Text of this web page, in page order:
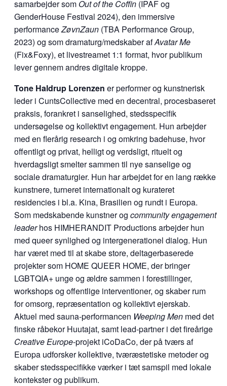
samarbejder som Out of the Coffin (IPAF og
GenderHouse Festival 2024), den immersive
performanceZøvnZaun (TBA Performance Group,
2023) og som dramaturg/medskaber afAvatar Me
(Fix&Foxy), et livestreamet 1:1 format, hvor publikum
lever gennem andres digitale kroppe.
Tone Haldrup Lorenzen er performer og kunstnerisk
leder i CuntsCollective med en decentral, procesbaseret
praksis, forankret i sanselighed, stedsspecifik
undersøgelse og kollektivt engagement. Hun arbejder
med en flerårig research i og omkring badehuse, hvor
offentligt og privat, helligt og verdsligt, rituelt og
hverdagsligt smelter sammen til nye sanselige og
sociale dramaturgier. Hun har arbejdet for en lang række
kunstnere, turneret internationalt og kurateret
residencies i bl.a. Kina, Brasilien og rundt i Europa.
Som medskabende kunstner ogcommunity engagement
leaderhos HIMHERANDIT Productions arbejder hun
med queer synlighed og intergenerationel dialog. Hun
har været med til at skabe store, deltagerbaserede
projekter som HOME QUEER HOME, der bringer
LGBTQIA+ unge og ældre sammen i forestillinger,
workshops og offentlige interventioner, og skaber rum
for omsorg, repræsentation og kollektivt ejerskab.
Aktuel med sauna-performancen Weeping Men med det
finske råbekor Huutajat, samt lead-partner i det fireårige
Creative Europe-projekt iCoDaCo, der på tværs af
Europa udforsker kollektive, tværæstetiske metoder og
skaber stedsspecifikke værker i tæt samspil med lokale
kontekster og publikum.